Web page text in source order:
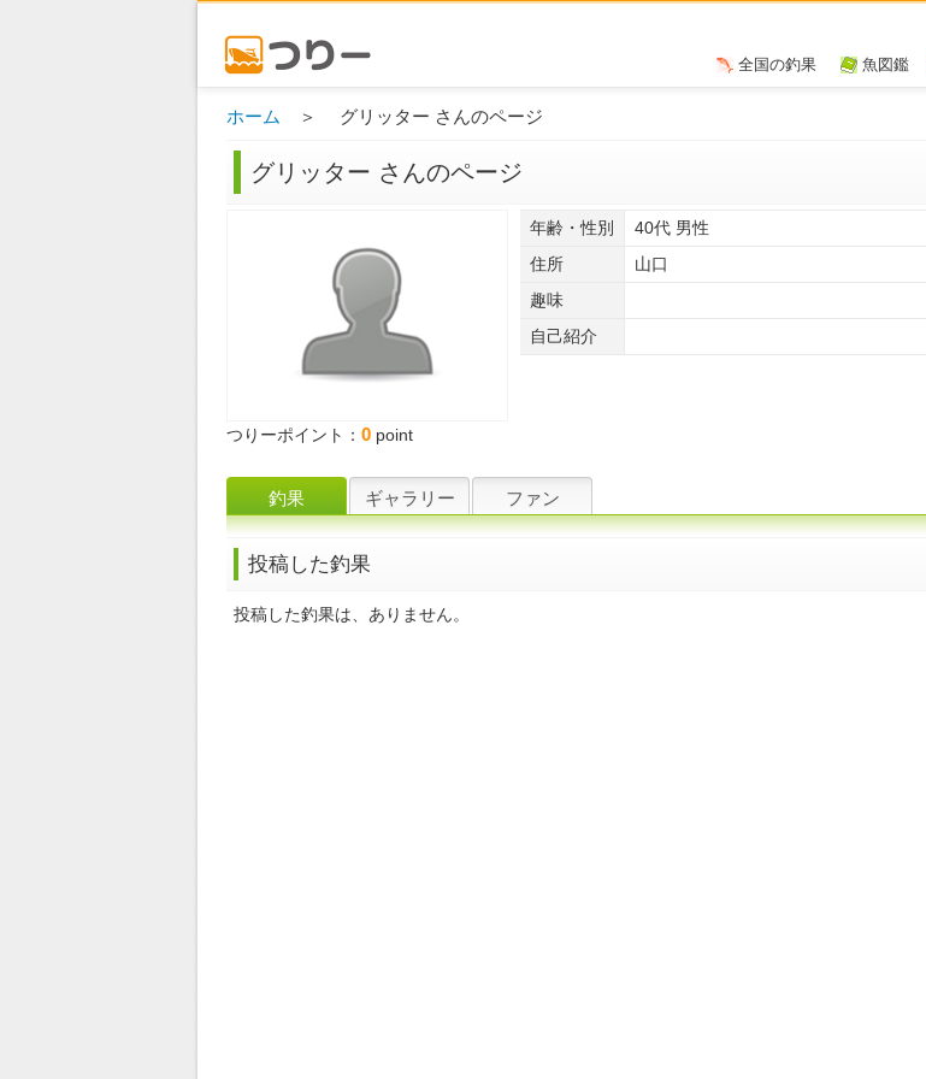
魚図鑑
全国の釣果
ホーム ＞ グリッター さんのページ
グリッター さんのページ
つりーポイント： 0 point
年齢・性別
40代 男性
住所
山口
趣味
自己紹介
釣果 ギャラリー ファン
投稿した釣果
投稿した釣果は、ありません。